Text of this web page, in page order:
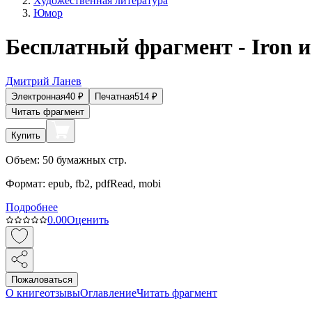
Юмор
Бесплатный фрагмент - Iron
Дмитрий Ланев
Электронная40 ₽ Печатная514 ₽
Читать фрагмент
Купить
Объем: 50 бумажных стр.
Формат: epub, fb2, pdfRead, mobi
Подробнее
0.00Оценить
Пожаловаться
О книгеотзывыОглавлениеЧитать фрагмент